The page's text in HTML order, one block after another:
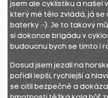
jsem ale cyklistiku a našel
který mé tělo zvládá, já se
baterky :-). Je to takový
si dokonce brigádu v
budoucnu bych se tímto i
Dosud jsem jezdil na
pořídil lepší, rychlejší a
se cítil bezpečně a